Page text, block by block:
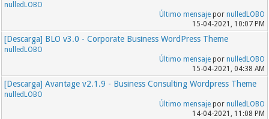
nulledLOBO
Último mensajepor nulledLOBO
15-04-2021, 10:07 PM
[Descarga] BLO v3.0 - Corporate Business WordPress Theme
nulledLOBO
Último mensajepor nulledLOBO
15-04-2021, 04:38 AM
[Descarga] Avantage v2.1.9 - Business Consulting Wordpress Theme
nulledLOBO
Último mensajepor nulledLOBO
14-04-2021, 11:08 PM